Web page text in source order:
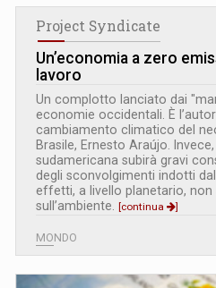
Project Syndicate
Un’economia a zero
lavoro
Un complotto lanciato dai
economie occidentali. È
cambiamento climatico del
Brasile, Ernesto Araújo.
sudamericana subirà gravi
degli sconvolgimenti indotti
effetti, a livello planetario,
sull’ambiente.
[continua ]
MONDO